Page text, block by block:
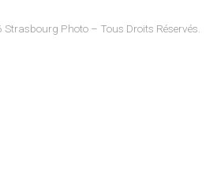
Photo – Tous Droits Réservés.